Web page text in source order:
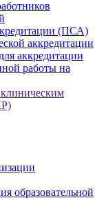
(ПСА)
аккредитации
аккредитации
работы на
образовательной